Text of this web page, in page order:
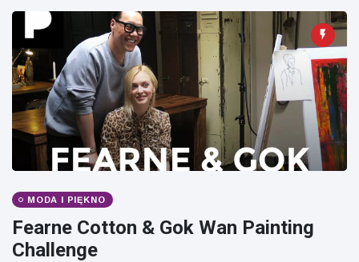
MODA I PIĘKNO
Fearne Cotton & Gok Wan Painting
Challenge